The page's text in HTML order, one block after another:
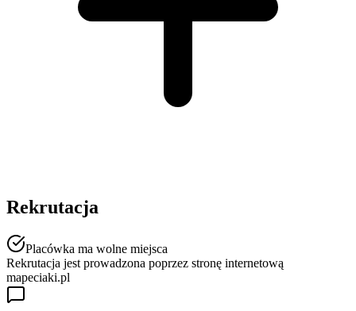
Rekrutacja
Placówka ma wolne miejsca
Rekrutacja jest prowadzona poprzez stronę internetową
mapeciaki.pl